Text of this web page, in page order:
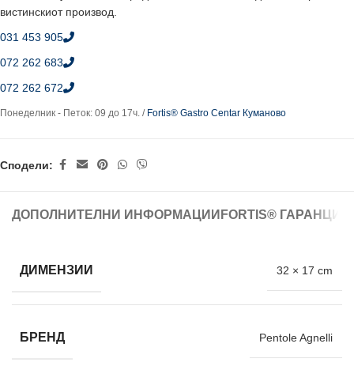
вистинскиот производ.
031 453 905
072 262 683
072 262 672
Понеделник - Петок: 09 до 17ч. / Fortis® Gastro Centar Куманово
Сподели:
ДОПОЛНИТЕЛНИ ИНФОРМАЦИИ FORTIS®
ДИМЕНЗИИ 32 × 17 cm
БРЕНД Pentole Agnelli